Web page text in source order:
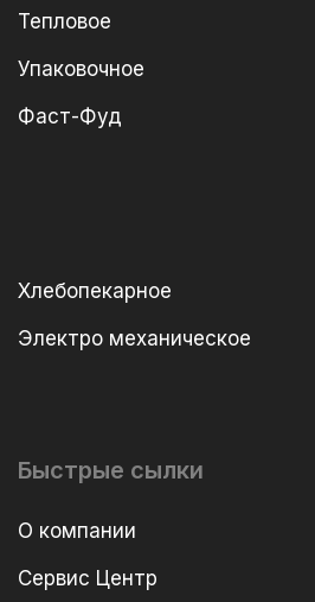
Тепловое
Упаковочное
Фаст-Фуд
Хлебопекарное
Электро механическое
Быстрые сылки
О компании
Сервис Центр